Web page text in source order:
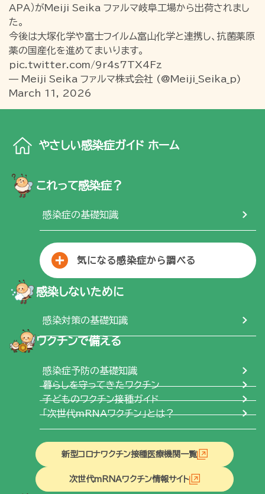
APA）がMeiji Seika ファルマ岐阜工場から出荷されまし
た。
今後は大塚化学や富士フイルム富山化学と連携し、抗菌薬原
薬の国産化を進めてまいります。
pic.twitter.com/9r4s7TX4Fz
— Meiji Seika ファルマ株式会社 (@Meiji_Seika_p)
March 11, 2026
やさしい感染症ガイド ホーム
これって感染症？
感染症の基礎知識
気になる感染症から調べる
感染しないために
感染対策の基礎知識
ワクチンで備える
感染症予防の基礎知識
暮らしを守ってきたワクチン
子どものワクチン接種ガイド
「次世代mRNAワクチン」とは？
新型コロナワクチン接種医療機関一覧
次世代mRNAワクチン情報サイト